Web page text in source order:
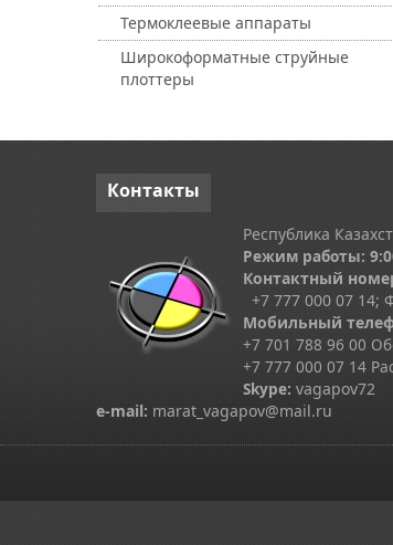
Термоклеевые аппараты
Широкоформатные струйные
плоттеры
Контакты
Республика
Режим работы:
Контактный
+7 777 000 07 14;
Мобильный
+7 701 788 96 00
+7 777 000 07 14
Skype: vagapov72
e-mail: marat_vagapov@mail.ru